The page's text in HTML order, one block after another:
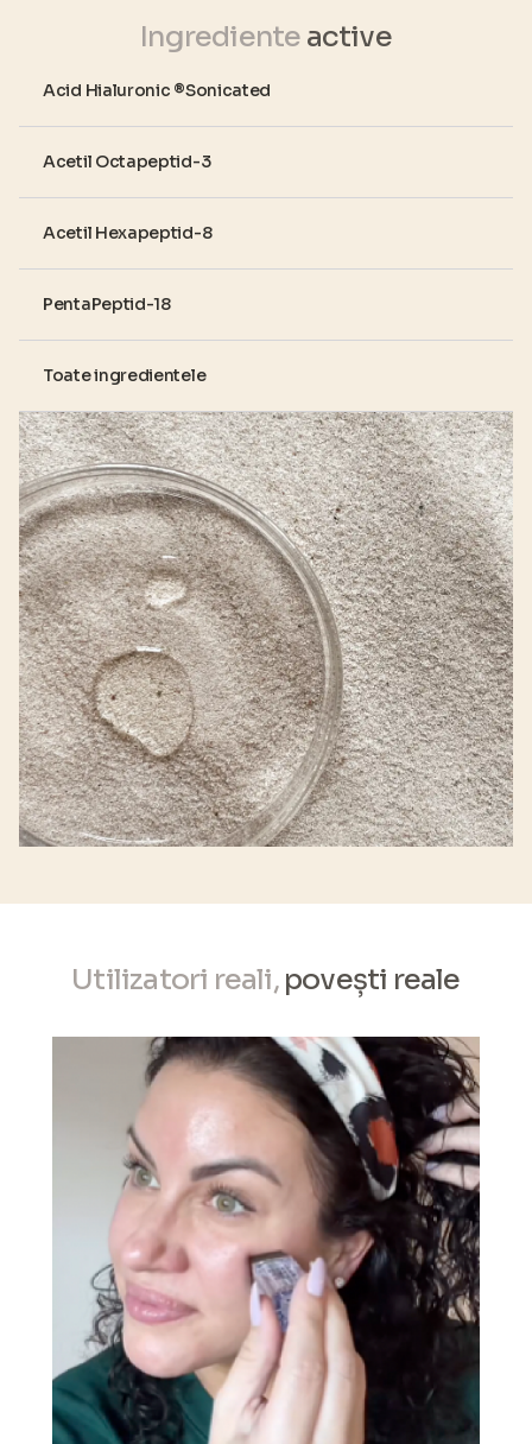
Ingrediente active
Acid Hialuronic ®Sonicated
Acetil Octapeptid-3
Acetil Hexapeptid-8
PentaPeptid-18
Toate ingredientele
Utilizatori reali,povești reale